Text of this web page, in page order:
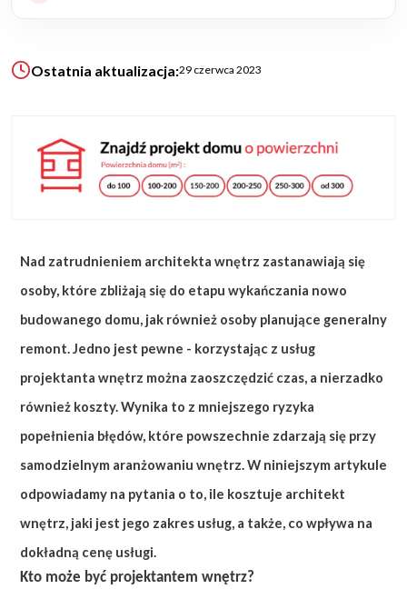
O NAS
KONAKT
ZAPISZ SIĘ
Ostatnia aktualizacja:29 czerwca 2023
Nad zatrudnieniem architekta wnętrz zastanawiają się
osoby, które zbliżają się do etapu wykańczania nowo
budowanego domu, jak również osoby planujące generalny
remont. Jedno jest pewne - korzystając z usług
projektanta wnętrz można zaoszczędzić czas, a nierzadko
również koszty. Wynika to z mniejszego ryzyka
popełnienia błędów, które powszechnie zdarzają się przy
samodzielnym aranżowaniu wnętrz. W niniejszym artykule
odpowiadamy na pytania o to, ile kosztuje architekt
wnętrz, jaki jest jego zakres usług, a także, co wpływa na
dokładną cenę usługi.
Kto może być projektantem wnętrz?